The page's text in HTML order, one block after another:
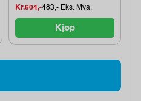
Kr.604,-483,- Eks. Mva.
Kjøp